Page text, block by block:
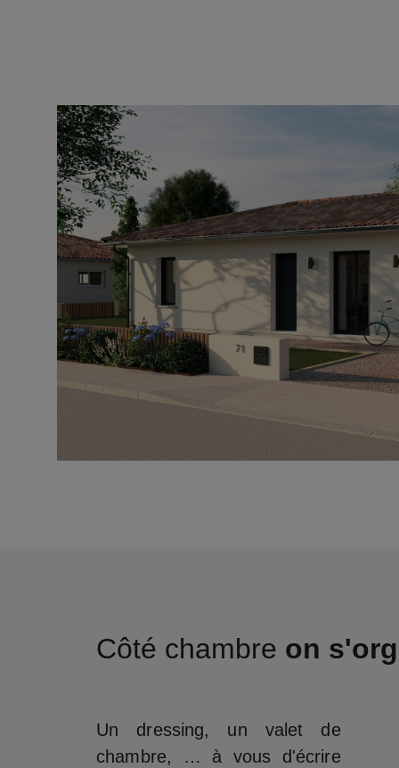
Côté chambre on
Un dressing, un valet de
chambre, … à vous d'écrire